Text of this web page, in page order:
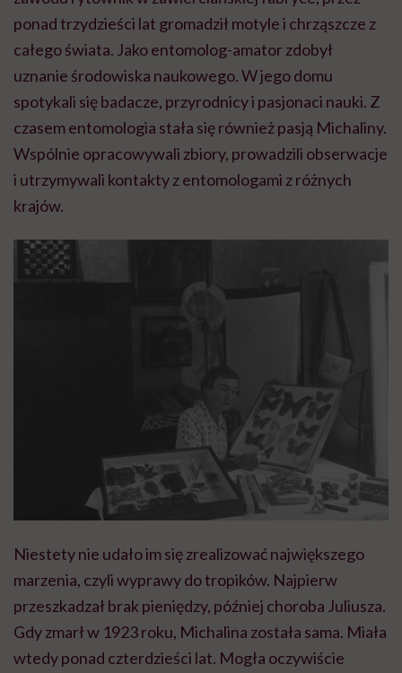
ponad trzydzieści lat gromadził motyle i chrząszcze z
całego świata. Jako entomolog-amator zdobył
uznanie środowiska naukowego. W jego domu
spotykali się badacze, przyrodnicy i pasjonaci nauki. Z
czasem entomologia stała się również pasją Michaliny.
Wspólnie opracowywali zbiory, prowadzili obserwacje
i utrzymywali kontakty z entomologami z różnych
krajów.
Niestety nie udało im się zrealizować największego
marzenia, czyli wyprawy do tropików. Najpierw
przeszkadzał brak pieniędzy, później choroba Juliusza.
Gdy zmarł w 1923 roku, Michalina została sama. Miała
wtedy ponad czterdzieści lat. Mogła oczywiście